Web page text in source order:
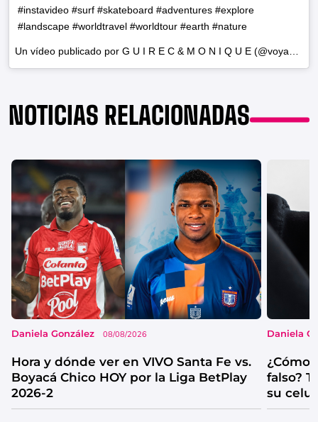
#instavideo #surf #skateboard #adventures #explore
#landscape #worldtravel #worldtour #earth #nature
NOTICIAS RELACIONADAS
Daniela González 08/08/2026
Hora y dónde ver en VIVO Santa Fe vs.
Boyacá Chico HOY por la Liga BetPlay
2026-2
Daniela
¿Cómo
falso?
su